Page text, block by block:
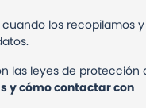
los recopilamos y
las leyes de protección
y cómo contactar con